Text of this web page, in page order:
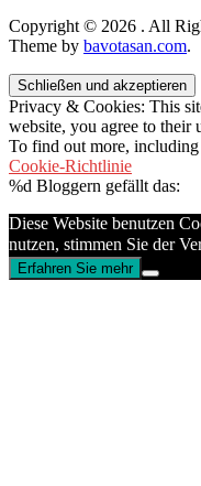
Copyright © 2026 . All
Theme by bavotasan.com.
Privacy & Cookies: This
website, you agree to their
To find out more,
Cookie-Richtlinie
%d Bloggern gefällt das:
Diese Website benutzen
nutzen, stimmen Sie der
Erfahren Sie mehr